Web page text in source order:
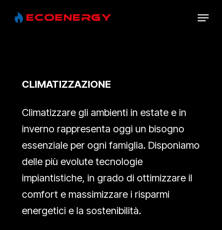
Menu
CLIMATIZZAZIONE
Climatizzare gli ambienti in estate e in
inverno rappresenta oggi un bisogno
essenziale per ogni famiglia. Disponiamo
delle più evolute tecnologie
impiantistiche, in grado di ottimizzare il
comfort e massimizzare i risparmi
energetici e la sostenibilità.